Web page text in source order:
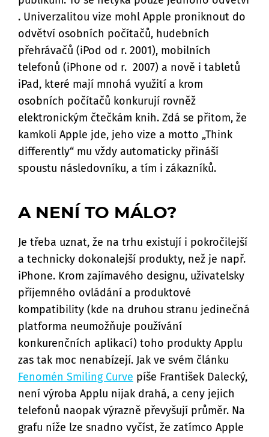
. Univerzalitou vize mohl Apple proniknout do
odvětví osobních počítačů, hudebních
přehrávačů (iPod od r. 2001), mobilních
telefonů (iPhone od r. 2007) a nově i tabletů
iPad, které mají mnohá využití a krom
osobních počítačů konkurují rovněž
elektronickým čtečkám knih. Zdá se přitom, že
kamkoli Apple jde, jeho vize a motto „Think
differently“ mu vždy automaticky přináší
spoustu následovníku, a tím i zákazníků.
A NENÍ TO MÁLO?
Je třeba uznat, že na trhu existují i pokročilejší
a technicky dokonalejší produkty, než je např.
iPhone. Krom zajímavého designu, uživatelsky
příjemného ovládání a produktové
kompatibility (kde na druhou stranu jedinečná
platforma neumožňuje používání
konkurenčních aplikací) toho produkty Applu
zas tak moc nenabízejí. Jak ve svém článku
Fenomén Smiling Curve píše František Dalecký,
není výroba Applu nijak drahá, a ceny jejich
telefonů naopak výrazně převyšují průměr. Na
grafu níže lze snadno vyčíst, že zatímco Apple